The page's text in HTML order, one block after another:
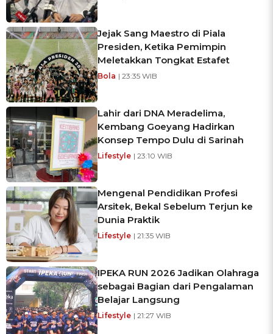
Jejak Sang Maestro di Piala
Presiden, Ketika Pemimpin
Meletakkan Tongkat Estafet
Bola | 23:35 WIB
Lahir dari DNA Meradelima,
Kembang Goeyang Hadirkan
Konsep Tempo Dulu di Sarinah
Lifestyle | 23:10 WIB
Mengenal Pendidikan Profesi
Arsitek, Bekal Sebelum Terjun ke
Dunia Praktik
Lifestyle | 21:35 WIB
IPEKA RUN 2026 Jadikan Olahraga
sebagai Bagian dari Pengalaman
Belajar Langsung
Lifestyle | 21:27 WIB